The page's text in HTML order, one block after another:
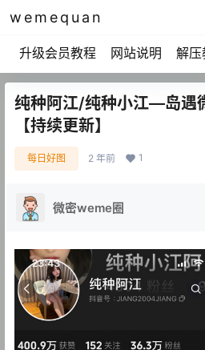
wemequan
升级会员教程 网站说明 解压
纯种阿江/纯种小江—岛遇
【持续更新】
每日好图 2 年前 1
微密weme圈